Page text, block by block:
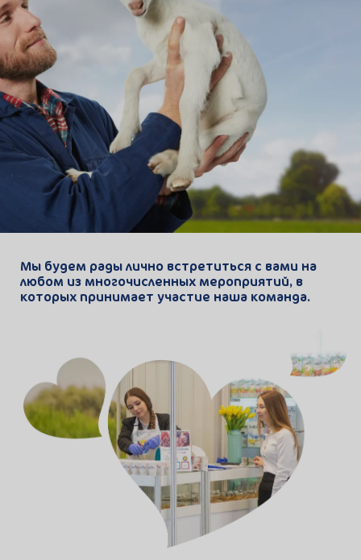
Мы будем рады лично встретиться c вами на
любом из многочисленных мероприятий, в
которых принимает участие наша команда.